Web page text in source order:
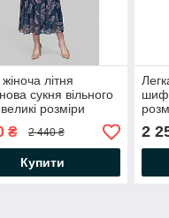
літня
сукня вільного
розміри
₴ 2 440 ₴
Купити
2